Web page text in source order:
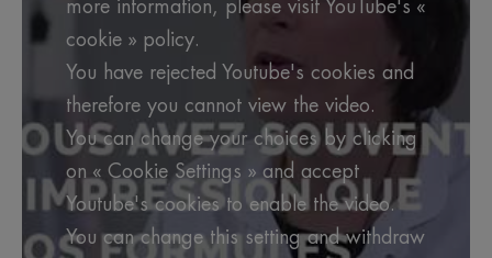
more information, please visit YouTube's «
cookie » policy.
You have rejected Youtube's cookies and
therefore you cannot view the video.
You can change your choices by clicking
on « Cookie Settings » and accept
Youtube's cookies to enable the video.
You can change this setting and withdraw